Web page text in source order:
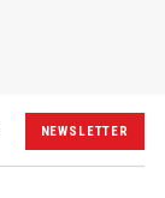
NEWSLETTER